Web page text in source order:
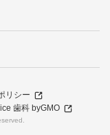
リシー
歯科 byGMO